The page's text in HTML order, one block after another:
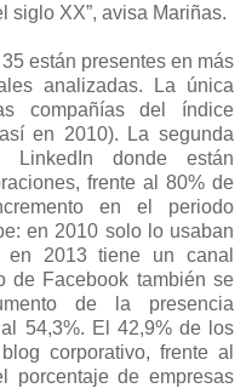
siglo XX”, avisa Mariñas.
están presentes en más
analizadas. La única
compañías del índice
en 2010). La segunda
LinkedIn donde están
frente al 80% de
en el periodo
en 2010 solo lo usaban
2013 tiene un canal
de Facebook también se
de la presencia
54,3%. El 42,9% de los
corporativo, frente al
porcentaje de empresas